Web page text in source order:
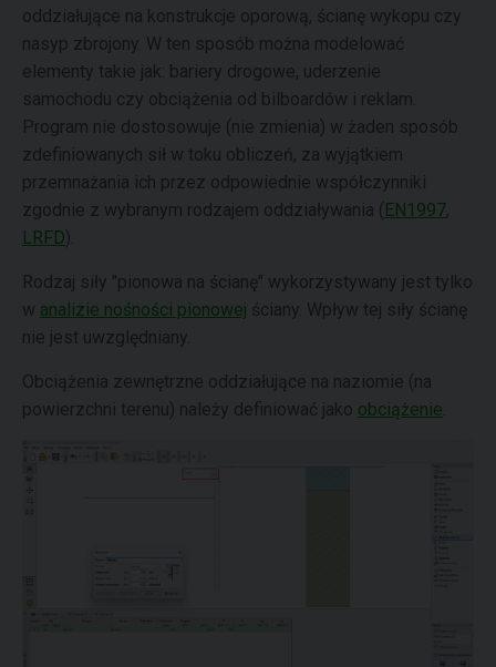
oddziałujące na konstrukcje oporową, ścianę wykopu czy
nasyp zbrojony. W ten sposób można modelować
elementy takie jak: bariery drogowe, uderzenie
samochodu czy obciążenia od bilboardów i reklam.
Program nie dostosowuje (nie zmienia) w żaden sposób
zdefiniowanych sił w toku obliczeń, za wyjątkiem
przemnażania ich przez odpowiednie współczynniki
zgodnie z wybranym rodzajem oddziaływania ( EN1997,
LRFD).
Rodzaj siły "pionowa na ścianę" wykorzystywany jest tylko
w analizie nośności pionowej ściany. Wpływ tej siły ścianę
nie jest uwzględniany.
Obciążenia zewnętrzne oddziałujące na naziomie (na
powierzchni terenu) należy definiować jako obciążenie